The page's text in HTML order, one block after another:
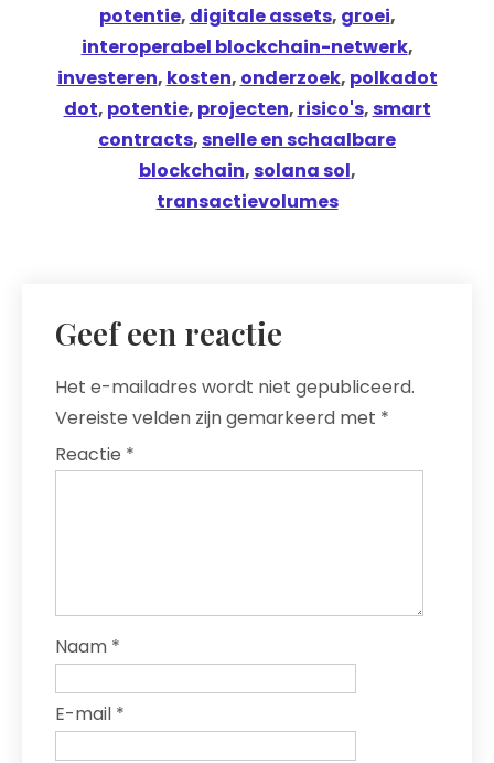
potentie, digitale assets, groei,
interoperabel blockchain-netwerk,
investeren, kosten, onderzoek, polkadot
dot, potentie, projecten, risico's,smart
contracts,snelle en schaalbare
blockchain,solana sol,
transactievolumes
Geef een reactie
Het e-mailadres wordt niet gepubliceerd.
Vereiste velden zijn gemarkeerd met *
Reactie *
Naam *
E-mail *